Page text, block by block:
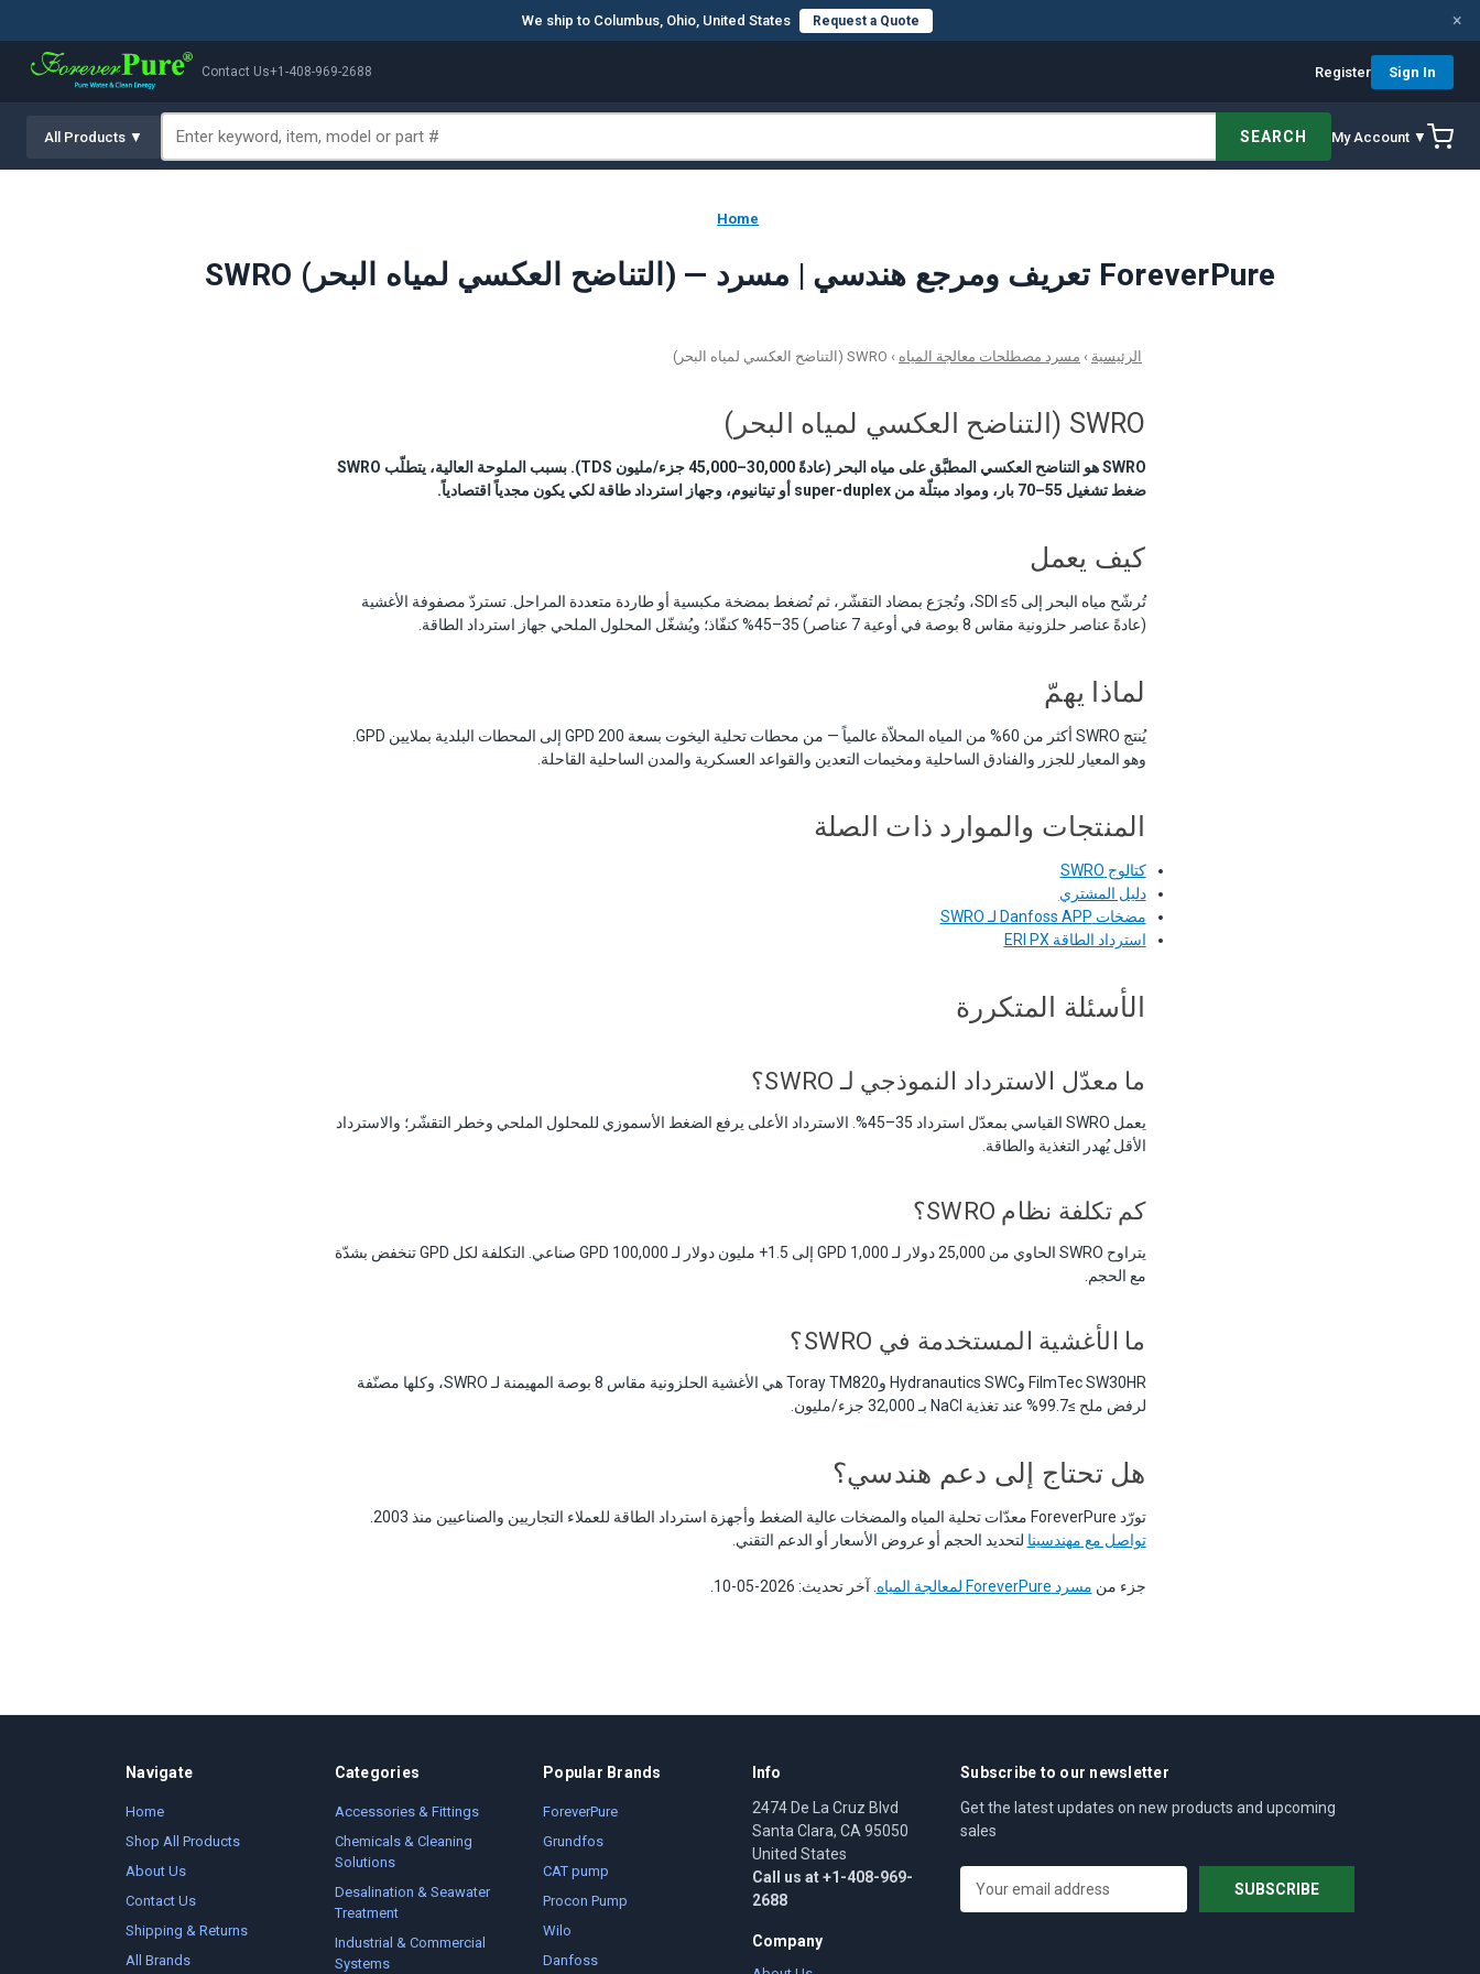
We ship to Columbus, Ohio, United States Request a Quote ×
Contact Us+1-408-969-2688 Register Sign In
All Products ▼ SEARCH My Account ▼
Home
SWRO (التناضح العكسي لمياه البحر) — تعريف ومرجع هندسي | مسرد ForeverPure
الرئيسية › مسرد مصطلحات معالجة المياه › SWRO (التناضح العكسي لمياه البحر)
SWRO (التناضح العكسي لمياه البحر)
SWRO هو التناضح العكسي المطبَّق على مياه البحر (عادةً 30,000–45,000 جزء/مليون TDS). بسبب الملوحة العالية، يتطلّب SWRO
ضغط تشغيل 55–70 بار، ومواد مبتلّة من super-duplex أو تيتانيوم، وجهاز استرداد طاقة لكي يكون مجدياً اقتصادياً.
كيف يعمل
تُرشّح مياه البحر إلى SDI ≤5، وتُجرَع بمضاد التقشّر، ثم تُضغط بمضخة مكبسية أو طاردة متعددة المراحل. تستردّ مصفوفة الأغشية
(عادةً عناصر حلزونية مقاس 8 بوصة في أوعية 7 عناصر) 35–45% كنفّاذ؛ ويُشغّل المحلول الملحي جهاز استرداد الطاقة.
لماذا يهمّ
وهو المعيار للجزر والفنادق الساحلية ومخيمات التعدين والقواعد العسكرية والمدن الساحلية القاحلة.
المنتجات والموارد ذات الصلة
كتالوج SWRO
دليل المشتري
مضخات Danfoss APP لـ SWRO
استرداد الطاقة ERI PX
الأسئلة المتكررة
ما معدّل الاسترداد النموذجي لـ SWRO؟
يعمل SWRO القياسي بمعدّل استرداد 35–45%. الاسترداد الأعلى يرفع الضغط الأسموزي للمحلول الملحي وخطر التقشّر؛ والاسترداد
الأقل يُهدر التغذية والطاقة.
كم تكلفة نظام SWRO؟
يتراوح SWRO الحاوي من 25,000 دولار لـ 1,000 GPD إلى 1.5+ مليون دولار لـ 100,000 GPD صناعي. التكلفة لكل GPD تنخفض بشدّة
مع الحجم.
ما الأغشية المستخدمة في SWRO؟
FilmTec SW30HR وHydranautics SWC وToray TM820 هي الأغشية الحلزونية مقاس 8 بوصة المهيمنة لـ SWRO، وكلها مصنّفة
لرفض ملح ≥99.7% عند تغذية NaCl بـ 32,000 جزء/مليون.
هل تحتاج إلى دعم هندسي؟
تورّد ForeverPure معدّات تحلية المياه والمضخات عالية الضغط وأجهزة استرداد الطاقة للعملاء التجاريين والصناعيين منذ 2003.
تواصل مع مهندسينا لتحديد الحجم أو عروض الأسعار أو الدعم التقني.
جزء من مسرد ForeverPure لمعالجة المياه . آخر تحديث: 2026-05-10.
Navigate
Home
Shop All Products
About Us
Contact Us
Shipping & Returns
All Brands
Categories
Accessories & Fittings
Chemicals & Cleaning
Solutions
Desalination & Seawater
Treatment
Industrial & Commercial
Systems
Popular Brands
ForeverPure
Grundfos
CAT pump
Procon Pump
Wilo
Danfoss
Info
2474 De La Cruz Blvd
Santa Clara, CA 95050
United States
Call us at +1-408-969-
2688
Company
Subscribe to our newsletter
Get the latest updates on new products and upcoming
sales